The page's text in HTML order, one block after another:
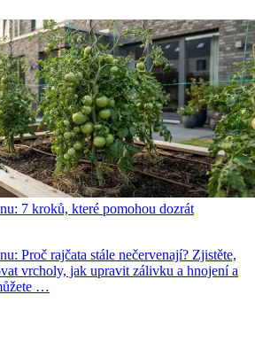
7 kroků, které pomohou dozrát
Proč rajčata stále nečervenají? Zjistěte,
vrcholy, jak upravit zálivku a hnojení a
…